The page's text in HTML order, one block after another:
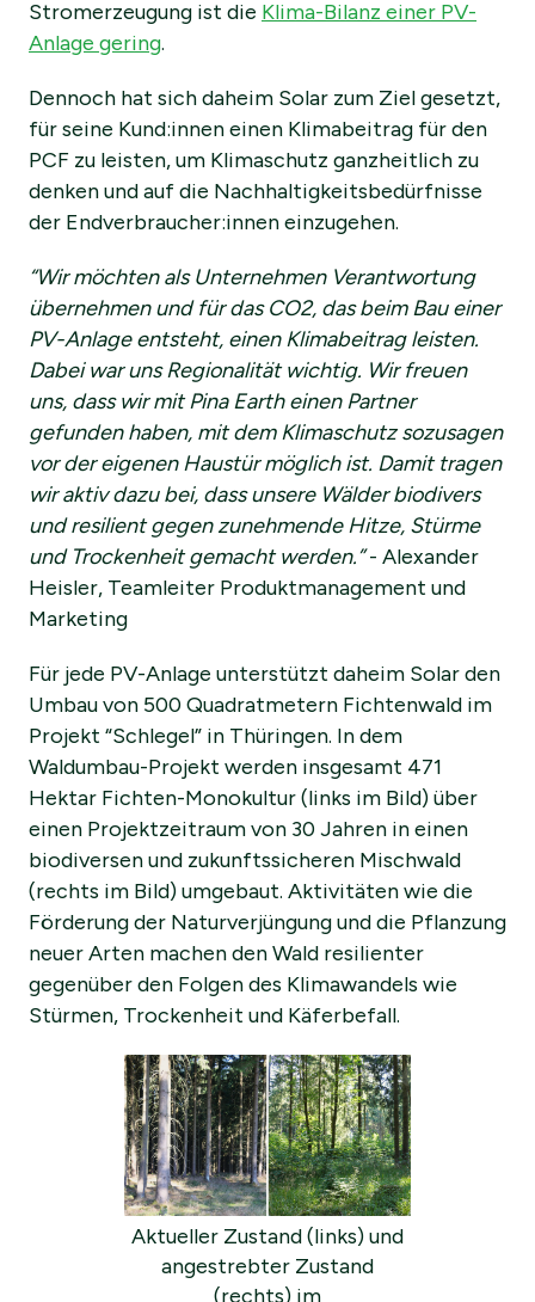
Stromerzeugung ist die Klima-Bilanz einer PV-
Anlage gering.
Dennoch hat sich daheim Solar zum Ziel gesetzt,
für seine Kund:innen einen Klimabeitrag für den
PCF zu leisten, um Klimaschutz ganzheitlich zu
denken und auf die Nachhaltigkeitsbedürfnisse
der Endverbraucher:innen einzugehen.
“Wir möchten als Unternehmen Verantwortung
übernehmen und für das CO2, das beim Bau einer
PV-Anlage entsteht, einen Klimabeitrag leisten.
Dabei war uns Regionalität wichtig. Wir freuen
uns, dass wir mit Pina Earth einen Partner
gefunden haben, mit dem Klimaschutz sozusagen
vor der eigenen Haustür möglich ist. Damit tragen
wir aktiv dazu bei, dass unsere Wälder biodivers
und resilient gegen zunehmende Hitze, Stürme
und Trockenheit gemacht werden.”- Alexander
Heisler, Teamleiter Produktmanagement und
Marketing
Für jede PV-Anlage unterstützt daheim Solar den
Umbau von 500 Quadratmetern Fichtenwald im
Projekt “Schlegel” in Thüringen. In dem
Waldumbau-Projekt werden insgesamt 471
Hektar Fichten-Monokultur (links im Bild) über
einen Projektzeitraum von 30 Jahren in einen
biodiversen und zukunftssicheren Mischwald
(rechts im Bild) umgebaut. Aktivitäten wie die
Förderung der Naturverjüngung und die Pflanzung
neuer Arten machen den Wald resilienter
gegenüber den Folgen des Klimawandels wie
Stürmen, Trockenheit und Käferbefall.
Aktueller Zustand (links) und
angestrebter Zustand
(rechts) im